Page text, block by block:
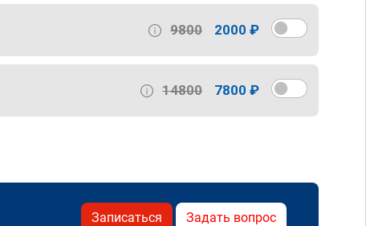
9800 2000 ₽
14800 7800 ₽
Записаться Задать вопрос